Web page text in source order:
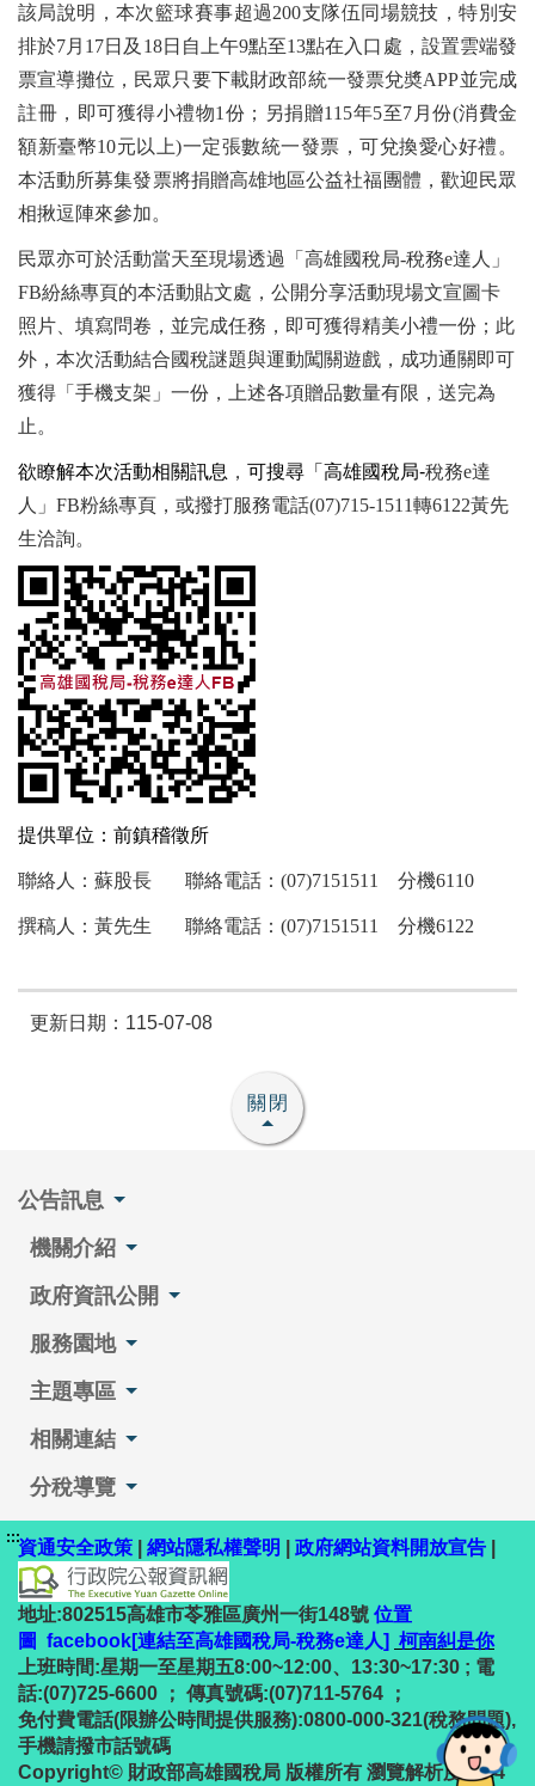
該局說明，本次籃球賽事超過200支隊伍同場競技，特別安
排於7月17日及18日自上午9點至13點在入口處，設置雲端發
票宣導攤位，民眾只要下載財政部統一發票兌奬APP並完成
註冊，即可獲得小禮物1份；另捐贈115年5至7月份(消費金
額新臺幣10元以上)一定張數統一發票，可兌換愛心好禮。
本活動所募集發票將捐贈高雄地區公益社福團體，歡迎民眾
相揪逗陣來參加。
民眾亦可於活動當天至現場透過「高雄國稅局-稅務e達人」
FB紛絲專頁的本活動貼文處，公開分享活動現場文宣圖卡
照片、填寫問卷，並完成任務，即可獲得精美小禮一份；此
外，本次活動結合國稅謎題與運動闖關遊戲，成功通關即可
獲得「手機支架」一份，上述各項贈品數量有限，送完為
止。
欲瞭解本次活動相關訊息 ， 可搜尋「高雄國稅局-稅務e達
人」FB粉絲專頁，或撥打服務電話(07)715-1511轉6122黃先
生洽詢。
提供單位：前鎮稽徵所
聯絡人：蘇股長 聯絡電話：(07)7151511 分機6110
撰稿人：黃先生 聯絡電話：(07)7151511 分機6122
更新日期：115-07-08
關閉
公告訊息
機關介紹
政府資訊公開
服務園地
主題專區
相關連結
分稅導覽
:::資通安全政策 網站隱私權聲明 政府網站資料開放宣告
地址:802515高雄市苓雅區廣州一街148號 位置
圖 facebook[連結至高雄國稅局-稅務e達人] 柯南糾是你
上班時間:星期一至星期五8:00~12:00、13:30~17:30 ; 電
話:(07)725-6600 ； 傳真號碼:(07)711-5764 ；
免付費電話(限辦公時間提供服務):0800-000-321(稅務問題),
手機請撥市話號碼
Copyright© 財政部高雄國稅局 版權所有 瀏覽解析度1024